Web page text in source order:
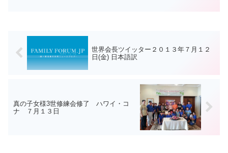
世界会長ツイッター２０１３年７月１２
日(金) 日本語訳
真の子女様3世修練会修了 ハワイ・コ
ナ ７月１３日